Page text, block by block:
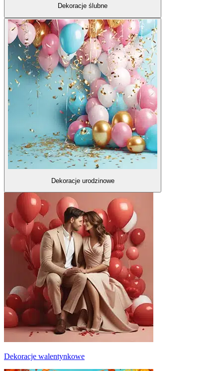
Dekoracje ślubne
Dekoracje urodzinowe
Dekoracje walentynkowe